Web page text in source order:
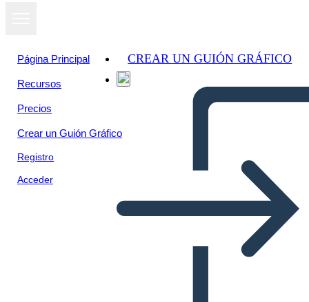
Página Principal
Recursos
Precios
Crear un Guión Gráfico
Registro
Acceder
CREAR UN GUIÓN GRÁFICO